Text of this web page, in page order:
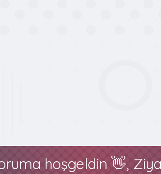
hoşgeldin 👋,